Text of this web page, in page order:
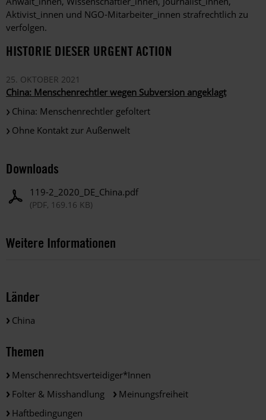
Aktivist_innen und NGO-Mitarbeiter_innen strafrechtlich zu
verfolgen.
HISTORIE DIESER URGENT ACTION
25. OKTOBER 2021
China: Menschenrechtler wegen Subversion angeklagt
China: Menschenrechtler gefoltert
Ohne Kontakt zur Außenwelt
Downloads
119-2_2020_DE_China.pdf
(PDF, 169.16 KB)
Weitere Informationen
Länder
China
Themen
Menschenrechtsverteidiger*innen
Folter & Misshandlung
Meinungsfreiheit
Haftbedingungen